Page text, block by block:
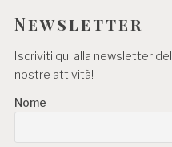
Newsletter
Iscriviti qui alla newsletter
nostre attività!
Nome